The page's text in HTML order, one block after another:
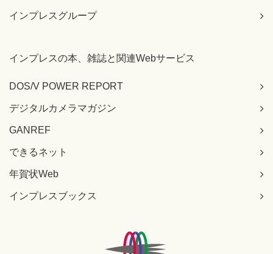
インプレスグループ
インプレスの本、雑誌と関連Webサービス
DOS/V POWER REPORT
デジタルカメラマガジン
GANREF
できるネット
年賀状Web
インプレスブックス